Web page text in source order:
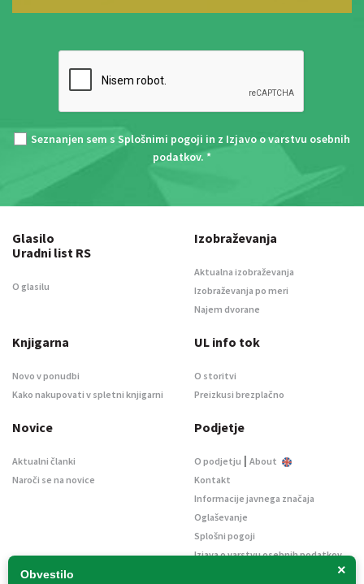
Seznanjen sem s Splošnimi pogoji in z Izjavo o varstvu osebnih
podatkov. *
×
Obvestilo
Glasilo
Uradni list RS
O glasilu
Izobraževanja
Aktualna izobraževanja
Izobraževanja po meri
Najem dvorane
Knjigarna
Novo v ponudbi
Kako nakupovati v spletni knjigarni
UL info tok
O storitvi
Preizkusi brezplačno
Novice
Aktualni članki
Naroči se na novice
Podjetje
O podjetju | About
Kontakt
Informacije javnega značaja
Oglaševanje
Splošni pogoji
Izjava o varstvu osebnih podatkov